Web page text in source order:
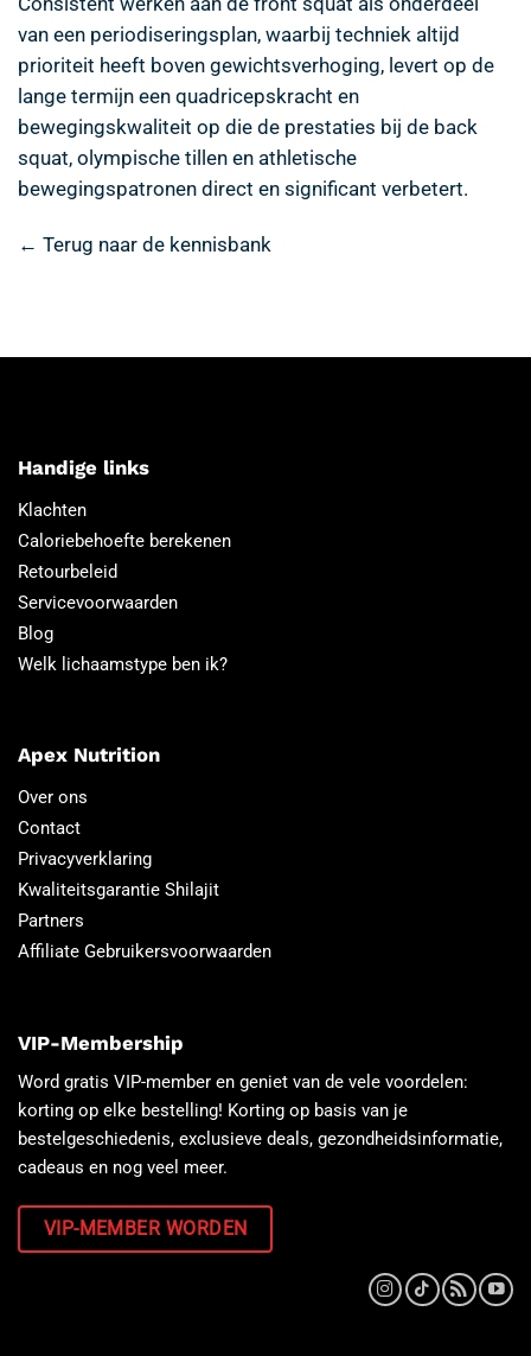
van een periodiseringsplan, waarbij techniek altijd
prioriteit heeft boven gewichtsverhoging, levert op de
lange termijn een quadricepskracht en
bewegingskwaliteit op die de prestaties bij de back
squat, olympische tillen en athletische
bewegingspatronen direct en significant verbetert.
← Terug naar de kennisbank
Handige links
Klachten
Caloriebehoefte berekenen
Retourbeleid
Servicevoorwaarden
Blog
Welk lichaamstype ben ik?
Apex Nutrition
Over ons
Contact
Privacyverklaring
Kwaliteitsgarantie Shilajit
Partners
Affiliate Gebruikersvoorwaarden
VIP-Membership
Word gratis VIP-member en geniet van de vele voordelen:
korting op elke bestelling! Korting op basis van je
bestelgeschiedenis, exclusieve deals, gezondheidsinformatie,
cadeaus en nog veel meer.
VIP-MEMBER WORDEN